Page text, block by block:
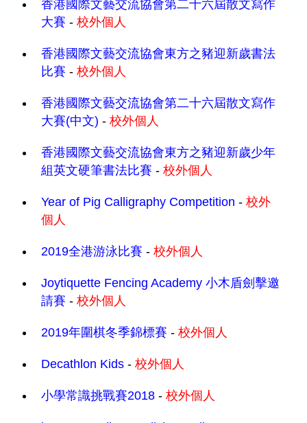
香港國際文藝交流協會第二十六屆散文寫作
大賽 - 校外個人
香港國際文藝交流協會東方之豬迎新歲書法
比賽 - 校外個人
香港國際文藝交流協會第二十六屆散文寫作
大賽(中文) - 校外個人
香港國際文藝交流協會東方之豬迎新歲少年
組英文硬筆書法比賽 - 校外個人
Year of Pig Calligraphy Competition - 校外
個人
2019全港游泳比賽 - 校外個人
Joytiquette Fencing Academy 小木盾劍擊邀
請賽 - 校外個人
2019年圍棋冬季錦標賽 - 校外個人
Decathlon Kids - 校外個人
小學常識挑戰賽2018 - 校外個人